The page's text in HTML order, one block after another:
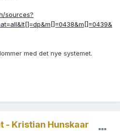
sources?
med det nye systemet.
- Kristian Hunskaar